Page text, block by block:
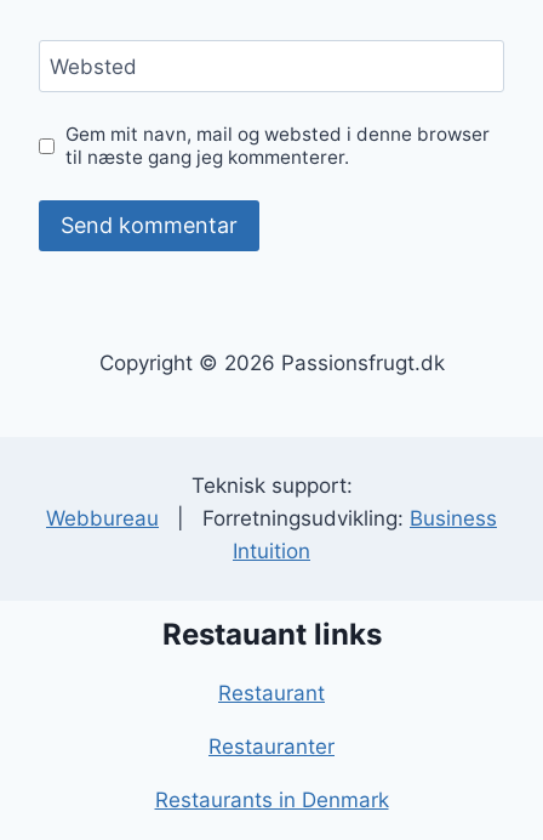
Websted
Gem mit navn, mail og websted i denne browser
til næste gang jeg kommenterer.
Copyright © 2026 Passionsfrugt.dk
Teknisk support:
Webbureau | Forretningsudvikling: Business
Intuition
Restauant links
Restaurant
Restauranter
Restaurants in Denmark